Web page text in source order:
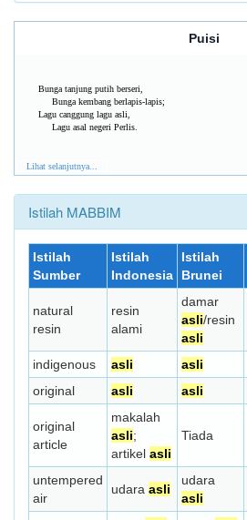
Puisi
Bunga tanjung putih berseri,
Bunga kembang berlapis-lapis;
Lagu canggung lagu asli,
Lagu asal negeri Perlis.
Lihat selanjutnya...
Istilah MABBIM
Istilah
Sumber
Istilah
Indonesia
Istilah
Brunei
natural
resin
resin
alami
damar
asli/resin
asli
indigenous asli asli
original
asli asli
original
article
makalah
asli;
artikel asli
Tiada
untempered
air
udara asli
udara
asli